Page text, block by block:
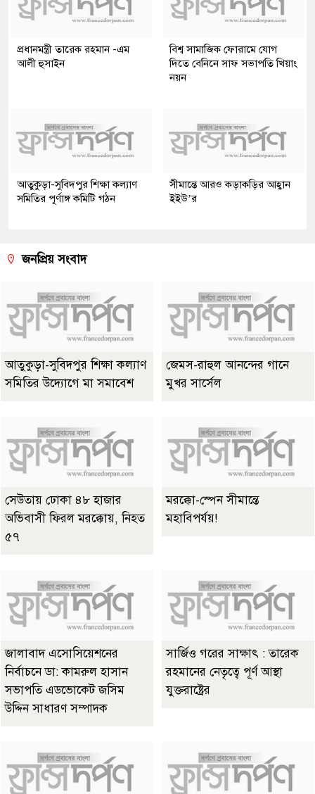
প্রধানমন্ত্রী তারেক রহমান -এম
আলী হুসাইন
বিশ্ব সামাজিক ফোরামে যোগ
দিতে বেনিনে সাফ সভাপতি খিয়াং
নয়ন
আতুকুড়া-সুবিদপুর শিক্ষা কল্যাণ
সমিতির পূর্ণাঙ্গ কমিটি গঠন
সীমান্তে আরও কড়াকড়ির আহ্বান
ইইউ’র
জনপ্রিয় সংবাদ
আতুকুড়া-সুবিদপুর শিক্ষা কল্যাণ
সমিতির উদ্যোগে মা সমাবেশ
জেমস-রাহুল আনন্দের গানে
মুখর সার্সেল
সেউতায় ঢোকা ৪৮ হাজার
অভিবাসী ফিরল মরক্কোয়, নিহত
৫৭
মরক্কো-স্পেন সীমান্তে
মহাবিপর্যয়!
জালাবাদ এসোসিয়েশনের
নির্বাচনে ডা: কামরুল হাসান
সভাপতি এডভোকেট জসিম
উদ্দিন সাধারণ সম্পাদক
সার্জিও গরের সাক্ষাৎ : তারেক
রহমানের নেতৃত্বে পূর্ণ আস্থা
যুক্তরাষ্ট্রের